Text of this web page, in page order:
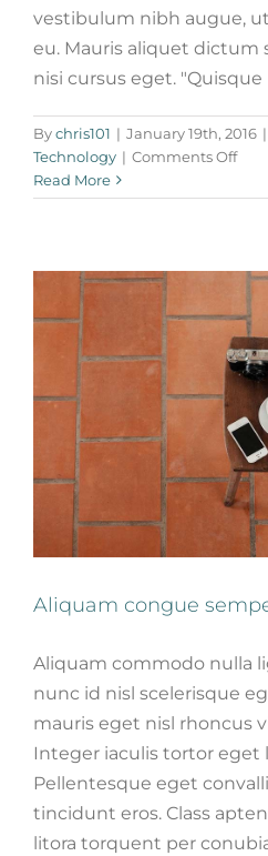
vestibulum nibh augue,
eu. Mauris aliquet dictum
nisi cursus eget. "Quisque
Bychris101 | January 19th, 2016 |
Technology | Comments Offon
Read More
Aliquam congue
Creative
Aliquam congue
Aliquam commodo nulla
nunc id nisl scelerisque
mauris eget nisl rhoncus
Integer iaculis tortor eget
Pellentesque eget
tincidunt eros. Class
litora torquent per